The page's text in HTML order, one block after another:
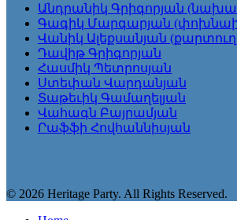
Անդրանիկ Գրիգորյան
Գագիկ Մարգարյան
Վանիկ Ալեքսանյան
Դավիթ Գրիգորյան
Հասմիկ Պետրոսյան
Ստեփան Վարդանյան
Տաթեւիկ Գամաղելյան
Վահագն Բայրամյան
Րաֆֆի Հովհաննիսյան
© 2026 Heritage Party. All Rights Reserved.